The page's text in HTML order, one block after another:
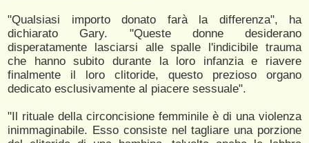
"Qualsiasi importo donato farà la differenza", ha
dichiarato Gary. "Queste donne desiderano
disperatamente lasciarsi alle spalle l'indicibile trauma
che hanno subito durante la loro infanzia e riavere
finalmente il loro clitoride, questo prezioso organo
dedicato esclusivamente al piacere sessuale".
"Il rituale della circoncisione femminile è di una violenza
inimmaginabile. Esso consiste nel tagliare una porzione